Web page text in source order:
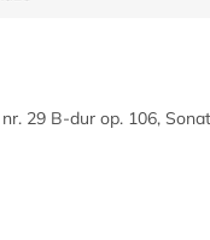
29 B-dur op. 106,